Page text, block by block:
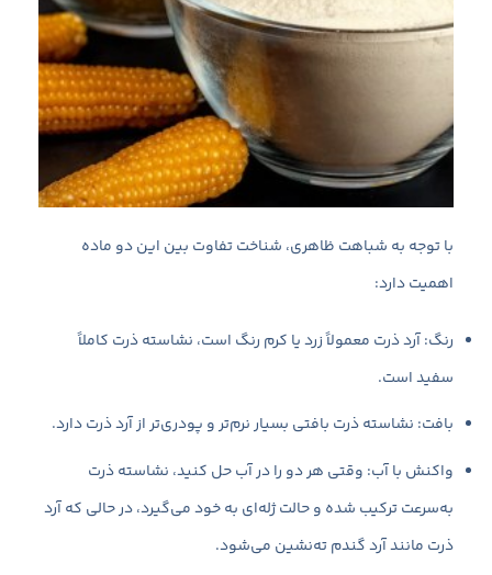
با توجه به شباهت ظاهری، شناخت تفاوت بین این دو ماده
اهمیت دارد:
رنگ: آرد ذرت معمولاً زرد یا کرم رنگ است، نشاسته ذرت کاملاً
سفید است.
بافت: نشاسته ذرت بافتی بسیار نرم‌تر و پودری‌تر از آرد ذرت دارد.
واکنش با آب: وقتی هر دو را در آب حل کنید، نشاسته ذرت
به‌سرعت ترکیب شده و حالت ژله‌ای به خود می‌گیرد، در حالی که آرد
ذرت مانند آرد گندم ته‌نشین می‌شود.